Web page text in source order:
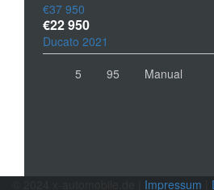
€37 950
€22 950
Ducato 2021
5
95 Manual
Impressum